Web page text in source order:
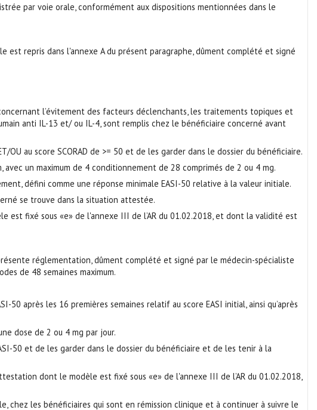
par voie orale, conformément aux dispositions mentionnées dans le
repris dans l'annexe A du présent paragraphe, dûment complété et signé
l’évitement des facteurs déclenchants, les traitements topiques et
anti IL-13 et/ ou IL-4, sont remplis chez le bénéficiaire concerné avant
au score SCORAD de >= 50 et de les garder dans le dossier du bénéficiaire.
un maximum de 4 conditionnement de 28 comprimés de 2 ou 4 mg.
défini comme une réponse minimale EASI-50 relative à la valeur initiale.
se trouve dans la situation attestée.
fixé sous «e» de l'annexe III de l’AR du 01.02.2018, et dont la validité est
réglementation, dûment complété et signé par le médecin-spécialiste
de 48 semaines maximum.
après les 16 premières semaines relatif au score EASI initial, ainsi qu’après
dose de 2 ou 4 mg par jour.
50 et de les garder dans le dossier du bénéficiaire et de les tenir à la
dont le modèle est fixé sous «e» de l'annexe III de l’AR du 01.02.2018,
chez les bénéficiaires qui sont en rémission clinique et à continuer à suivre le